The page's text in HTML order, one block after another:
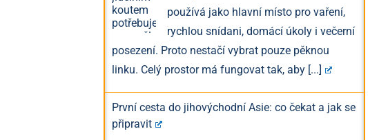
používá jako hlavní místo pro vaření,
rychlou snídani, domácí úkoly i večerní
posezení. Proto nestačí vybrat pouze pěknou
linku. Celý prostor má fungovat tak, aby [...]
První cesta do jihovýchodní Asie: co čekat a jak se
připravit